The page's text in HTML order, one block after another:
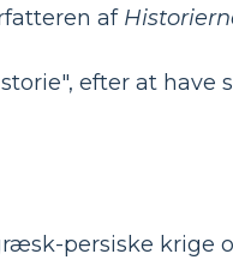
af
efter at have
persiske krige